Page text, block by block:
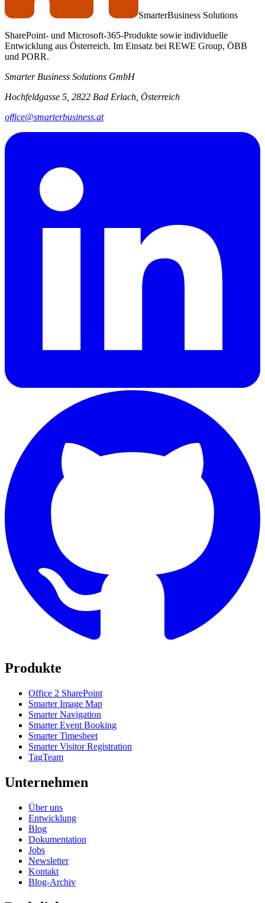
SmarterBusiness Solutions
SharePoint- und Microsoft-365-Produkte sowie individuelle
Entwicklung aus Österreich. Im Einsatz bei REWE Group, ÖBB
und PORR.
Smarter Business Solutions GmbH
Hochfeldgasse 5, 2822 Bad Erlach, Österreich
office@smarterbusiness.at
Produkte
Office 2 SharePoint
Smarter Image Map
Smarter Navigation
Smarter Event Booking
Smarter Timesheet
Smarter Visitor Registration
TagTeam
Unternehmen
Über uns
Entwicklung
Blog
Dokumentation
Jobs
Newsletter
Kontakt
Blog-Archiv